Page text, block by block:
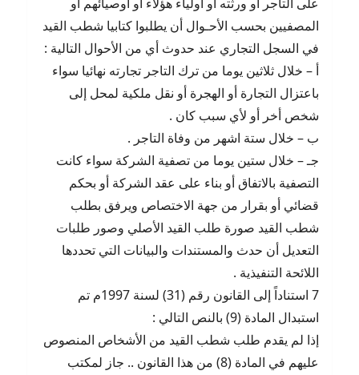
المصفيين بحسب الأحـوال أن يطلبوا كتابيا شطب القيد
في السجل التجاري عند حدوث أي من الأحوال التالية :
أ – خلال ثلاثين يوما من ترك التاجر تجارته نهائيا سواء
باعتزال التجارة أو الهجرة أو نقل ملكية لمحل إلى
شخص أخر أو لأي سبب كان .
ب – خلال ستة اشهر من وفاة التاجر .
جـ – خلال ستين يوما من تصفية الشركة سواء كانت
التصفية بالاتفاق أو بناء على عقد الشركة أو بحكم
قضائي أو بقرار من جهة الاختصاص ويرفق بطلب
شطب القيد صورة طلب القيد الأصلي وصور طلبات
التعديل أن حدث والمستندات والبيانات التي تحددها
اللائحة التنفيذية .
7 استناداً إلى القانون رقم (31) لسنة 1997م تم
استبدال المادة (9) بالنص التالي :
إذا لم يقدم طلب شطب القيد من الأشخاص المنصوص
عليهم في المادة (8) من هذا القانون .. جاز لمكتب